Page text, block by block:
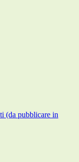
(da pubblicare in